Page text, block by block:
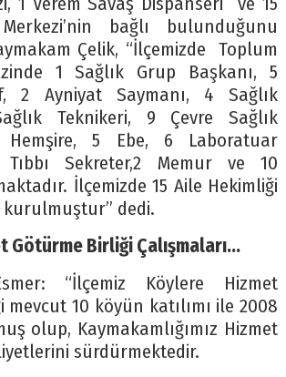
bağlı bulunduğunu
Çelik, “İlçemizde Toplum
1 Sağlık Grup Başkanı, 5
2 Ayniyat Saymanı, 4 Sağlık
Teknikeri, 9 Çevre Sağlık
Hemşire, 5 Ebe, 6 Laboratuar
Sekreter,2 Memur ve 10
İlçemizde 15 Aile Hekimliği
kurulmuştur” dedi.
Götürme Birliği Çalışmaları…
“İlçemiz Köylere Hizmet
10 köyün katılımı ile 2008
olup, Kaymakamlığımız Hizmet
sürdürmektedir.